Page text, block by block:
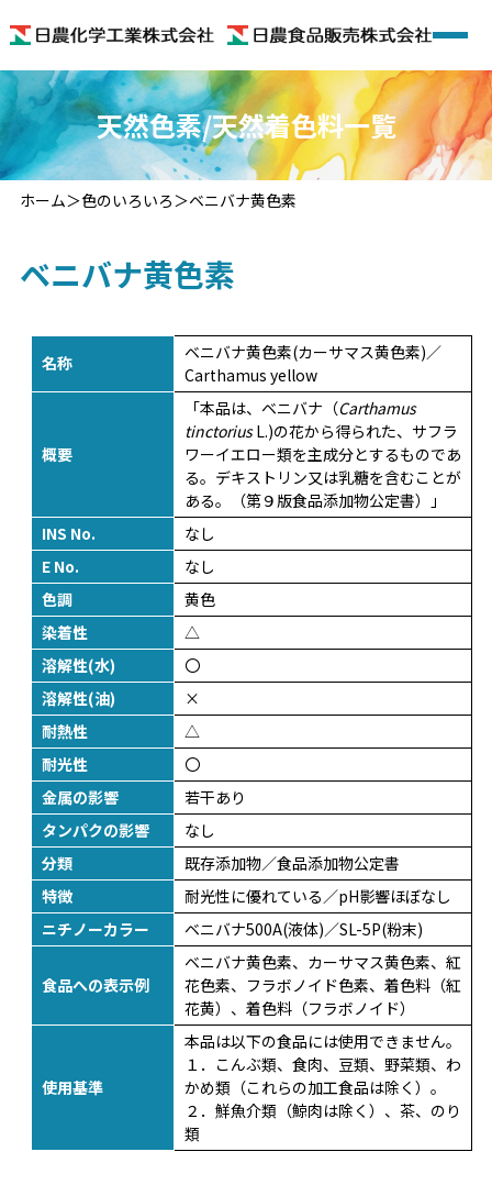
ホーム
会社概要
機能性食品素材
機能性食品
お問い合わせ
天然色素/天然着色料一覧
ホーム 色のいろいろ ベニバナ黄色素
ベニバナ黄色素
名称
ベニバナ黄色素(カーサマス黄色素)／
Carthamus yellow
概要
「本品は、ベニバナ（Carthamus
tinctoriusL.)の花から得られた、サフラ
ワーイエロー類を主成分とするものであ
る。デキストリン又は乳糖を含むことが
ある。（第９版食品添加物公定書）」
INS No.
なし
E No.
なし
色調
黄色
染着性
△
溶解性(水)
〇
溶解性(油)
×
耐熱性
△
耐光性
〇
金属の影響
若干あり
タンパクの影響
なし
分類
既存添加物／食品添加物公定書
特徴
耐光性に優れている／pH影響ほぼなし
ニチノーカラー
ベニバナ500A(液体)／SL-5P(粉末)
食品への表示例
ベニバナ黄色素、カーサマス黄色素、紅
花色素、フラボノイド色素、着色料（紅
花黄）、着色料（フラボノイド）
使用基準
本品は以下の食品には使用できません。
１．こんぶ類、食肉、豆類、野菜類、わ
かめ類（これらの加工食品は除く）。
２．鮮魚介類（鯨肉は除く）、茶、のり
類